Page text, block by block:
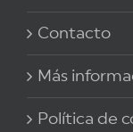
Contacto
Más
Política de